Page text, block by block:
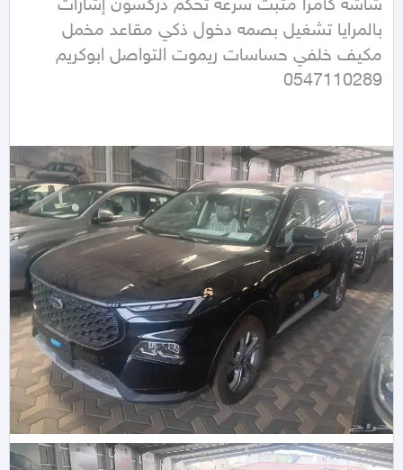
0547110289